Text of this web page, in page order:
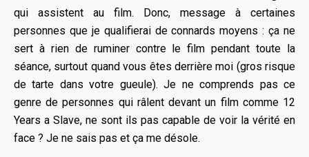
qui assistent au film. Donc, message à certaines
personnes que je qualifierai de connards moyens : ça ne
sert à rien de ruminer contre le film pendant toute la
séance, surtout quand vous êtes derrière moi (gros risque
de tarte dans votre gueule). Je ne comprends pas ce
genre de personnes qui râlent devant un film comme 12
Years a Slave, ne sont ils pas capable de voir la vérité en
face ? Je ne sais pas et ça me désole.